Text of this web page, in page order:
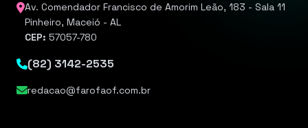
Av. Comendador Francisco de Amorim Leão, 183 - Sala 11
Pinheiro, Maceió - AL
CEP: 57057-780
(82) 3142-2535
redacao@farofaof.com.br